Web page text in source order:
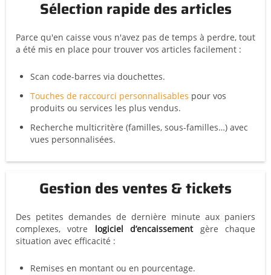
Sélection rapide des articles
Parce qu'en caisse vous n'avez pas de temps à perdre, tout
a été mis en place pour trouver vos articles facilement :
Scan code-barres via douchettes.
Touches de raccourci personnalisables pour vos
produits ou services les plus vendus.
Recherche multicritère (familles, sous-familles…) avec
vues personnalisées.
Gestion des ventes & tickets
Des petites demandes de dernière minute aux paniers
complexes, votre logiciel d’encaissementgère chaque
situation avec efficacité :
Remises en montant ou en pourcentage.